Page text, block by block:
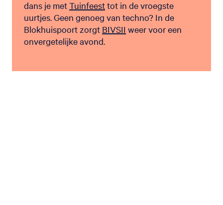
dans je metTuinfeesttot in de vroegste
uurtjes. Geen genoeg van techno? In de
Blokhuispoort zorgt BIVSII weer voor een
onvergetelijke avond.